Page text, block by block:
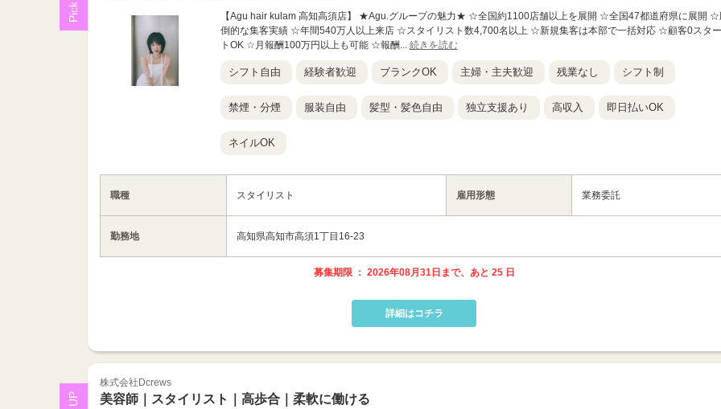
【Agu hair kulam 高知高須店】 ★Agu.グループの魅力★ ☆全国約1100店舗以上を展開 ☆全国47都道府県に展開 ☆
倒的な集客実績 ☆年間540万人以上来店 ☆スタイリスト数4,700名以上 ☆新規集客は本部で一括対応 ☆顧客0スター
トOK ☆月報酬100万円以上も可能 ☆報酬... 続きを読む
シフト自由 経験者歓迎 ブランクOK 主婦・主夫歓迎 残業なし シフト制
禁煙・分煙 服装自由 髪型・髪色自由 独立支援あり 高収入 即日払いOK
ネイルOK
職種 スタイリスト 雇用形態 業務委託
勤務地 高知県高知市高須1丁目16-23
募集期限 ： 2026年08月31日まで、あと 25 日
詳細はコチラ
株式会社Dcrews
美容師｜スタイリスト｜高歩合｜柔軟に働ける